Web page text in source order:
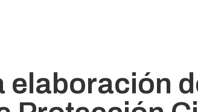
elaboración